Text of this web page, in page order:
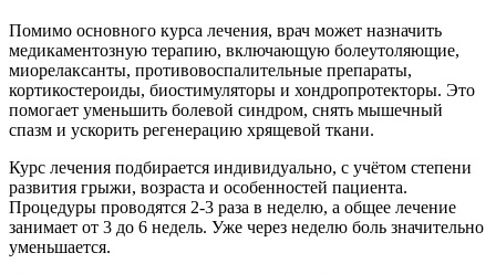
Помимо основного курса лечения, врач может назначить
медикаментозную терапию, включающую болеутоляющие,
миорелаксанты, противовоспалительные препараты,
кортикостероиды, биостимуляторы и хондропротекторы. Это
помогает уменьшить болевой синдром, снять мышечный
спазм и ускорить регенерацию хрящевой ткани.
Курс лечения подбирается индивидуально, с учётом степени
развития грыжи, возраста и особенностей пациента.
Процедуры проводятся 2-3 раза в неделю, а общее лечение
занимает от 3 до 6 недель. Уже через неделю боль значительно
уменьшается.